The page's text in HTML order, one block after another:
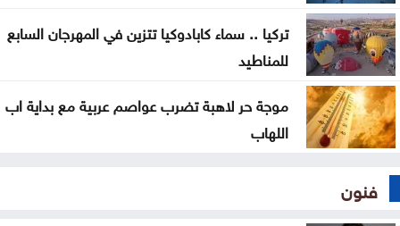
تركيا .. سماء كابادوكيا تتزين في المهرجان السابع
للمناطيد
موجة حر لاهبة تضرب عواصم عربية مع بداية اب
اللهاب
فنون